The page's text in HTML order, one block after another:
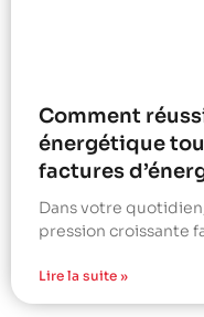
Comment
énergétique
factures
Dans votre
pression croissante
Lire la suite »